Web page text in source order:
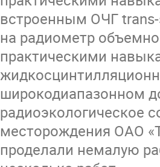
встроенным ОЧГ
на радиометр
практическими
широкодиапазонном
радиоэкологическое
месторождения ОАО
проделали немалую